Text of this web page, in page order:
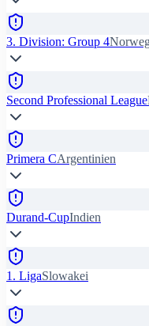
3. Division: Group 4
Second Professional League
Primera CArgentinien
Durand-CupIndien
1. LigaSlowakei